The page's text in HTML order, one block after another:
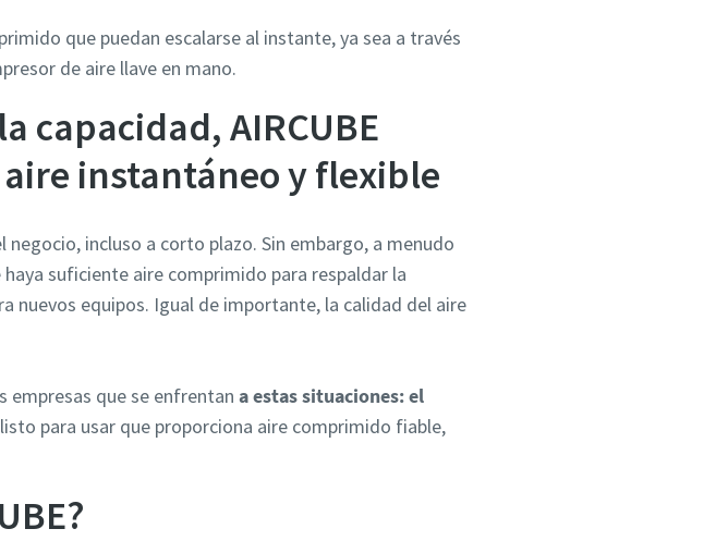
que puedan escalarse al instante, ya sea a través
de aire llave en mano.
capacidad, AIRCUBE
instantáneo y flexible
incluso a corto plazo. Sin embargo, a menudo
suficiente aire comprimido para respaldar la
nuevos equipos. Igual de importante, la calidad del aire
empresas que se enfrentan a estas situaciones: el
listo para usar que proporciona aire comprimido fiable,